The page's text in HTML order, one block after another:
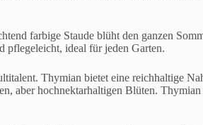
farbige Staude blüht den ganzen
pflegeleicht, ideal für jeden Garten.
Thymian bietet eine reichhaltige
aber hochnektarhaltigen Blüten.